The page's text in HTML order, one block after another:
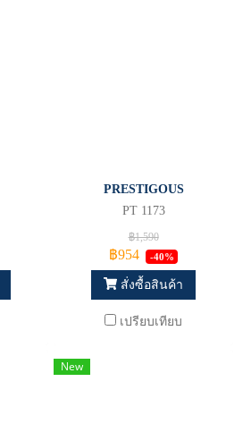
PRESTIGOUS
PT 1173
฿1,590
฿954 -40%
สั่งซื้อสินค้า
เปรียบเทียบ
New